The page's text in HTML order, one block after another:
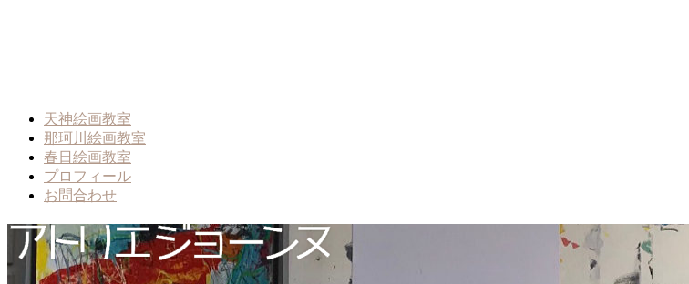
天神絵画教室
那珂川絵画教室
春日絵画教室
プロフィール
お問合わせ